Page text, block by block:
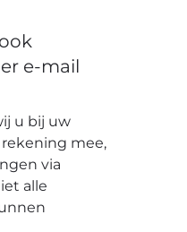
e-mail
u bij uw
mee,
via
alle